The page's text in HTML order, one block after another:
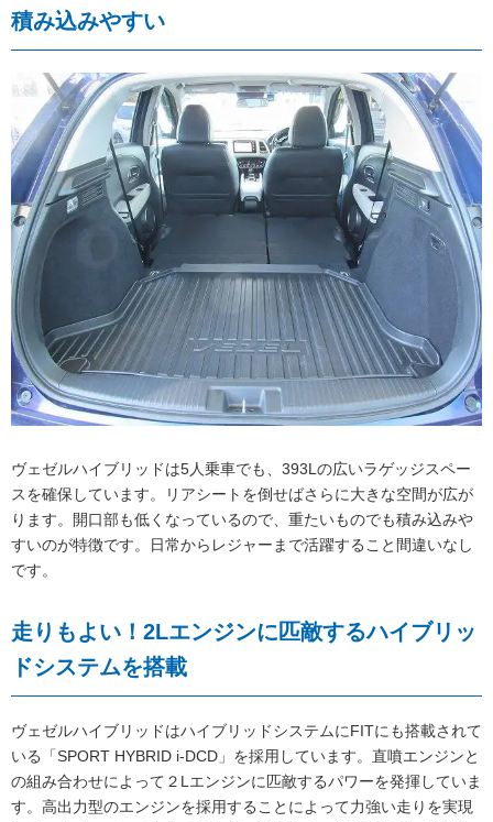
積み込みやすい
ヴェゼルハイブリッドは5人乗車でも、393Lの広いラゲッジスペー
スを確保しています。リアシートを倒せばさらに大きな空間が広が
ります。開口部も低くなっているので、重たいものでも積み込みや
すいのが特徴です。日常からレジャーまで活躍すること間違いなし
です。
走りもよい！2Lエンジンに匹敵するハイブリッ
ドシステムを搭載
ヴェゼルハイブリッドはハイブリッドシステムにFITにも搭載されて
いる「SPORT HYBRID i-DCD」を採用しています。直噴エンジンと
の組み合わせによって２Lエンジンに匹敵するパワーを発揮していま
す。高出力型のエンジンを採用することによって力強い走りを実現